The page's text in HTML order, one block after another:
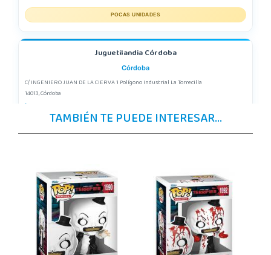
POCAS UNIDADES
Juguetilandia Córdoba
Córdoba
C/ INGENIERO JUAN DE LA CIERVA 1 Polígono Industrial La Torrecilla
14013, Córdoba
Localizar Tienda
Juguetilandia Finestrat
Rafael Alberti nº 4
03509, Finestrat
966889639
Localizar Tienda
TAMBIÉN TE PUEDE INTERESAR...